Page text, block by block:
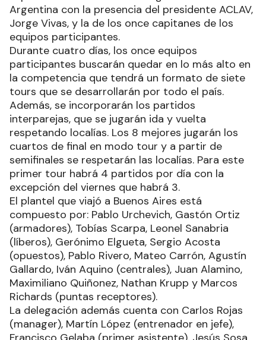
Argentina con la presencia del presidente ACLAV,
Jorge Vivas, y la de los once capitanes de los
equipos participantes.
Durante cuatro días, los once equipos
participantes buscarán quedar en lo más alto en
la competencia que tendrá un formato de siete
tours que se desarrollarán por todo el país.
Además, se incorporarán los partidos
interparejas, que se jugarán ida y vuelta
respetando localías. Los 8 mejores jugarán los
cuartos de final en modo tour y a partir de
semifinales se respetarán las localías. Para este
primer tour habrá 4 partidos por día con la
excepción del viernes que habrá 3.
El plantel que viajó a Buenos Aires está
compuesto por: Pablo Urchevich, Gastón Ortiz
(armadores), Tobías Scarpa, Leonel Sanabria
(líberos), Gerónimo Elgueta, Sergio Acosta
(opuestos), Pablo Rivero, Mateo Carrón, Agustín
Gallardo, Iván Aquino (centrales), Juan Alamino,
Maximiliano Quiñonez, Nathan Krupp y Marcos
Richards (puntas receptores).
La delegación además cuenta con Carlos Rojas
(manager), Martín López (entrenador en jefe),